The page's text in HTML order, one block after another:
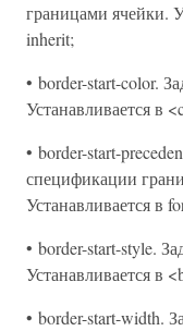
границами ячейки.
inherit;
• border-start-color.
Устанавливается в
• border-start-
спецификации
Устанавливается в
• border-start-style.
Устанавливается в
• border-start-width.